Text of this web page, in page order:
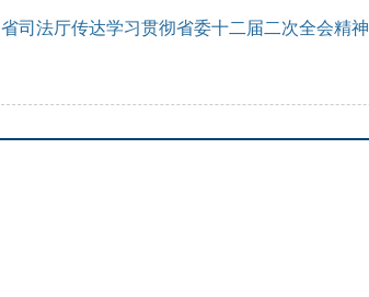
省司法厅传达学习贯彻省委十二届二次全会精神